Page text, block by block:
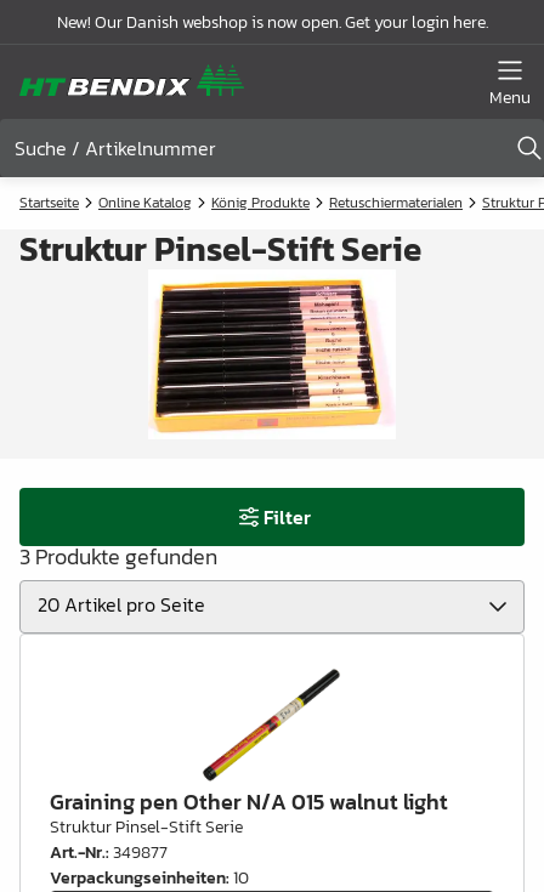
New! Our Danish webshop is now open. Get your login here.
Menu
Startseite Online Katalog König Produkte Retuschiermaterialen Struktur
Struktur Pinsel-Stift Serie
Filter
3 Produkte gefunden
Graining pen Other N/A 015 walnut light
Struktur Pinsel-Stift Serie
Art.-Nr.:349877
Verpackungseinheiten:10